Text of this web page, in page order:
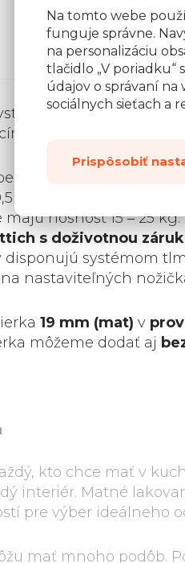
umývačky so
panelom.
z kvalitnej LTD dosky
mm). Zadná časť je z
nosnosť 15 ‒ 25 kg.
s doživotnou
disponujú systémom
nastaviteľných
19 mm (mat) v
môžeme dodať aj
kto chce mať v
interiér. Matné
pre výber ideálneho
mať mnoho podôb.
Na tomto webe
funguje správne.
na personalizáciu
tlačidlo „V poriadku“
údajov o správaní
sociálnych sieťach a
Prispôsobiť